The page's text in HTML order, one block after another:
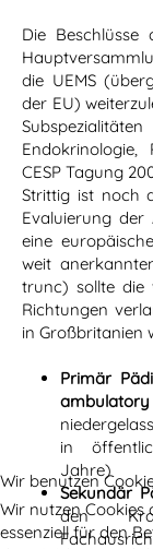
Die Beschlüsse
die UEMS
der EU)
Endokrinologie,
CESP Tagung
Strittig ist noch
Evaluierung
eine
weit
trunc) sollte die
Richtungen
in Großbritanien
Primär
in
Jahre)
Sekundär
den
Wir benutzen
Wir nutzen Cookies
essenziell für den